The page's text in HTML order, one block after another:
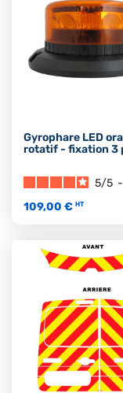
Gyrophare LED
rotatif - fixation 3
5/5 -
109,00 € HT